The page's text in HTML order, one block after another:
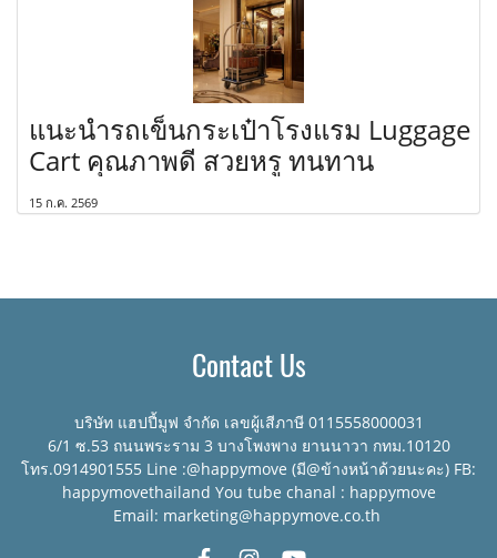
แนะนำรถเข็นกระเป๋าโรงแรม Luggage
Cart คุณภาพดี สวยหรู ทนทาน
15 ก.ค. 2569
Contact Us
บริษัท แฮปปี้มูฟ จำกัด เลขผู้เสีภาษี 0115558000031
6/1 ซ.53 ถนนพระราม 3 บางโพงพาง ยานนาวา กทม.10120
โทร.0914901555 Line :@happymove (มี@ข้างหน้าด้วยนะคะ) FB:
happymovethailand You tube chanal : happymove
Email: marketing@happymove.co.th